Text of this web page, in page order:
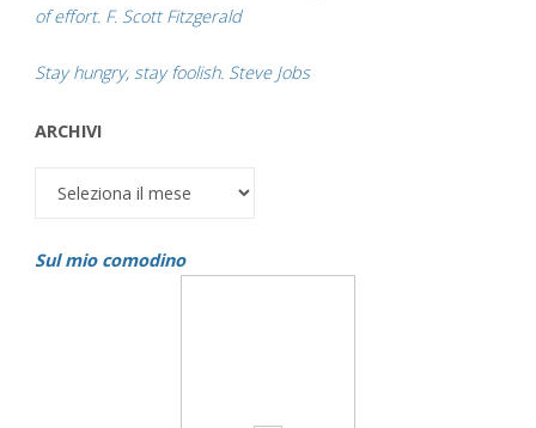
of effort. F. Scott Fitzgerald
Stay hungry, stay foolish. Steve Jobs
ARCHIVI
Sul mio comodino